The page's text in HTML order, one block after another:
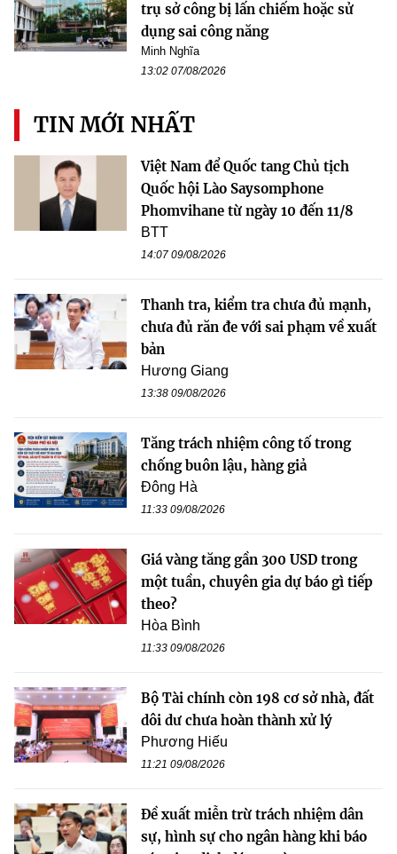
trụ sở công bị lấn chiếm hoặc sử
dụng sai công năng
Minh Nghĩa
13:02 07/08/2026
TIN MỚI NHẤT
Việt Nam để Quốc tang Chủ tịch
Quốc hội Lào Saysomphone
Phomvihane từ ngày 10 đến 11/8
BTT
14:07 09/08/2026
Thanh tra, kiểm tra chưa đủ mạnh,
chưa đủ răn đe với sai phạm về xuất
bản
Hương Giang
13:38 09/08/2026
Tăng trách nhiệm công tố trong
chống buôn lậu, hàng giả
Đông Hà
11:33 09/08/2026
Giá vàng tăng gần 300 USD trong
một tuần, chuyên gia dự báo gì tiếp
theo?
Hòa Bình
11:33 09/08/2026
Bộ Tài chính còn 198 cơ sở nhà, đất
dôi dư chưa hoàn thành xử lý
Phương Hiếu
11:21 09/08/2026
Đề xuất miễn trừ trách nhiệm dân
sự, hình sự cho ngân hàng khi báo